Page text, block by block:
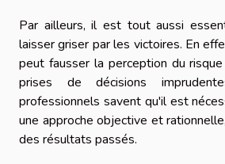
Par ailleurs, il est tout aussi
laisser griser par les victoires. En
peut fausser la perception du
prises de décisions
professionnels savent qu'il est
une approche objective et
des résultats passés.